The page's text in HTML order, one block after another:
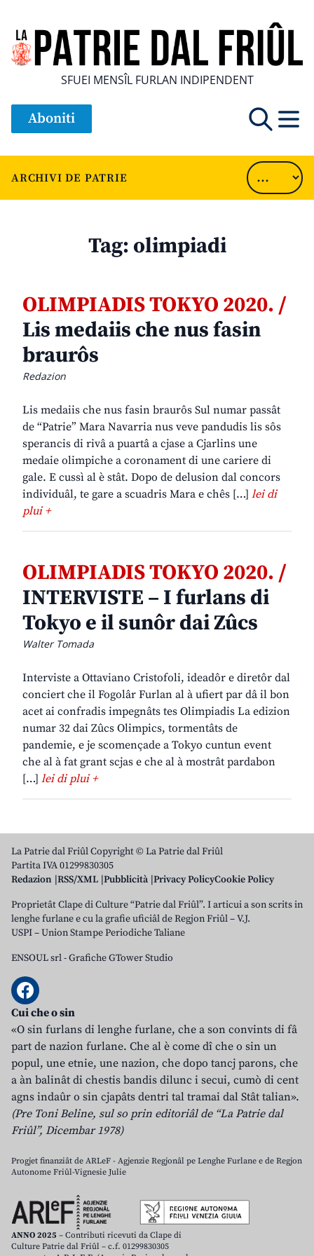
SFUEI MENSÎL FURLAN INDIPENDENT
Aboniti
ARCHIVI DE PATRIE
Tag: olimpiadi
OLIMPIADIS TOKYO 2020. /
Lis medaiis che nus fasin
braurôs
Redazion
Lis medaiis che nus fasin braurôs Sul numar passât
de “Patrie” Mara Navarria nus veve pandudis lis sôs
sperancis di rivâ a puartâ a cjase a Cjarlins une
medaie olimpiche a coronament di une cariere di
gale. E cussì al è stât. Dopo de delusion dal concors
individuâl, te gare a scuadris Mara e chês […] lei di
plui +
OLIMPIADIS TOKYO 2020. /
INTERVISTE – I furlans di
Tokyo e il sunôr dai Zûcs
Walter Tomada
Interviste a Ottaviano Cristofoli, ideadôr e diretôr dal
conciert che il Fogolâr Furlan al à ufiert par dâ il bon
acet ai confradis impegnâts tes Olimpiadis La edizion
numar 32 dai Zûcs Olimpics, tormentâts de
pandemie, e je scomençade a Tokyo cuntun event
che al à fat grant scjas e che al à mostrât pardabon
[…] lei di plui +
La Patrie dal Friûl Copyright © La Patrie dal Friûl
Partita IVA 01299830305
Redazion RSS/XML Pubblicità Privacy PolicyCookie Policy
Proprietât Clape di Culture “Patrie dal Friûl”. I articui a son scrits in
lenghe furlane e cu la grafie uficiâl de Regjon Friûl – V.J.
USPI – Union Stampe Periodiche Taliane
ENSOUL srl-Grafiche GTower Studio
Cui che o sin
«O sin furlans di lenghe furlane, che a son convints di fâ
part de nazion furlane. Che al è come dî che o sin un
popul, une etnie, une nazion, che dopo tancj parons, che
a àn balinât di chestis bandis dilunc i secui, cumò di cent
agns indaûr o sin cjapâts dentri tal tramai dal Stât talian».
(Pre Toni Beline, sul so prin editoriâl de “La Patrie dal
Friûl”, Dicembar 1978)
Progjet finanziât de ARLeF - Agjenzie Regjonâl pe Lenghe Furlane e de Regjon
Autonome Friûl-Vignesie Julie
ANNO 2025 – Contributi ricevuti da Clape di
Culture Patrie dal Friûl – c.f. 01299830305